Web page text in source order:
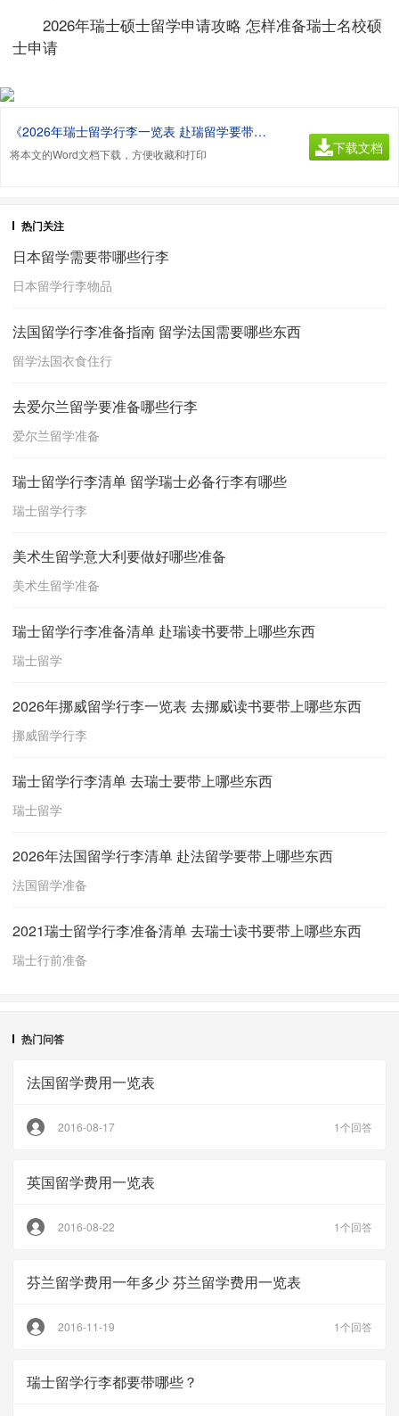
2026年瑞士硕士留学申请攻略 怎样准备瑞士名校硕
士申请
《2026年瑞士留学行李一览表 赴瑞留学要带上哪些东西.doc》
将本文的Word文档下载，方便收藏和打印 下载文档
热门关注
日本留学需要带哪些行李
日本留学行李物品
法国留学行李准备指南 留学法国需要哪些东西
留学法国衣食住行
去爱尔兰留学要准备哪些行李
爱尔兰留学准备
瑞士留学行李清单 留学瑞士必备行李有哪些
瑞士留学行李
美术生留学意大利要做好哪些准备
美术生留学准备
瑞士留学行李准备清单 赴瑞读书要带上哪些东西
瑞士留学
2026年挪威留学行李一览表 去挪威读书要带上哪些东西
挪威留学行李
瑞士留学行李清单 去瑞士要带上哪些东西
瑞士留学
2026年法国留学行李清单 赴法留学要带上哪些东西
法国留学准备
2021瑞士留学行李准备清单 去瑞士读书要带上哪些东西
瑞士行前准备
热门问答
法国留学费用一览表
2016-08-17 1个回答
英国留学费用一览表
2016-08-22 1个回答
芬兰留学费用一年多少 芬兰留学费用一览表
2016-11-19 1个回答
瑞士留学行李都要带哪些？